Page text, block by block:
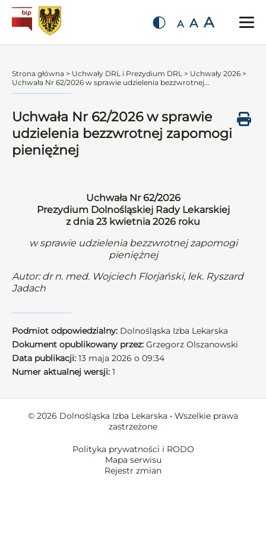
A A A
Strona główna > Uchwały DRL i Prezydium DRL > Uchwały 2026 >
Uchwała Nr 62/2026 w sprawie udzielenia bezzwrotnej...
Uchwała Nr 62/2026 w sprawie
udzielenia bezzwrotnej zapomogi
pieniężnej
Uchwała Nr 62/2026
Prezydium Dolnośląskiej Rady Lekarskiej
z dnia 23 kwietnia 2026 roku
w sprawie udzielenia bezzwrotnej zapomogi
pieniężnej
Autor: dr n. med. Wojciech Florjański, lek. Ryszard
Jadach
Podmiot odpowiedzialny: Dolnośląska Izba Lekarska
Dokument opublikowany przez: Grzegorz Olszanowski
Data publikacji: 13 maja 2026 o 09:34
Numer aktualnej wersji: 1
© 2026 Dolnośląska Izba Lekarska • Wszelkie prawa
zastrzeżone
Polityka prywatności i RODO
Mapa serwisu
Rejestr zmian